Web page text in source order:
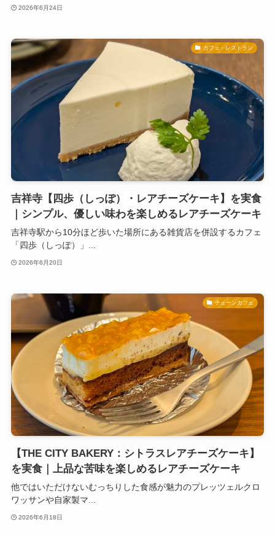
2026年6月24日
カフェ・レストラン
吉祥寺【四歩（しっぽ）・レアチーズケーキ】を実食
｜シンプル、優しい味わを楽しめるレアチーズケーキ
吉祥寺駅から10分ほど歩いた場所にある雑貨店を併設するカフェ
「四歩（しっぽ）」...
2026年6月20日
チェーンカフェ
【THE CITY BAKERY：シトラスレアチーズケーキ】
を実食｜上品な苦味を楽しめるレアチーズケーキ
他ではいただけないむっちりした食感が魅力のプレッツェルクロ
ワッサンや自家製マ...
2026年6月18日